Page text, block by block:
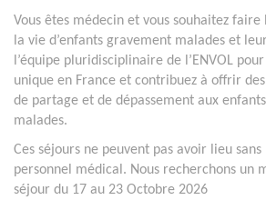
Vous êtes médecin et vous souhaitez
la vie d’enfants gravement malades et
l’équipe pluridisciplinaire de l’ENVOL
unique en France et contribuez à offrir
de partage et de dépassement aux
malades.
Ces séjours ne peuvent pas avoir lieu
personnel médical. Nous recherchons un
séjour du 17 au 23 Octobre 2026